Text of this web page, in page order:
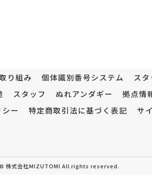
り組み 個体識別番号システム
ス
スタッフ ぬれアンダギー
拠点情
ー 特定商取引法に基づく表記 サ
株式会社MIZUTOMI All rights reserved.